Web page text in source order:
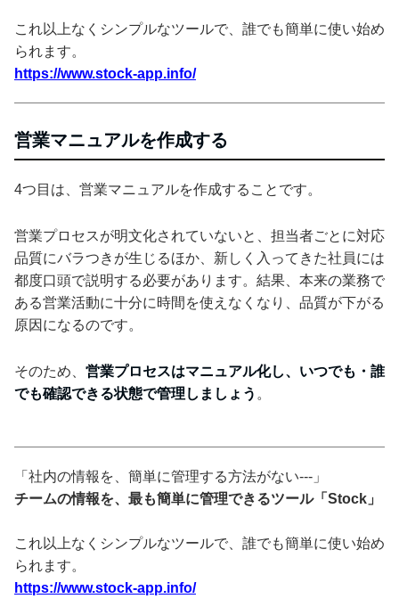
これ以上なくシンプルなツールで、誰でも簡単に使い始め
られます。
https://www.stock-app.info/
営業マニュアルを作成する
4つ目は、営業マニュアルを作成することです。
営業プロセスが明文化されていないと、担当者ごとに対応
品質にバラつきが生じるほか、新しく入ってきた社員には
都度口頭で説明する必要があります。結果、本来の業務で
ある営業活動に十分に時間を使えなくなり、品質が下がる
原因になるのです。
そのため、 営業プロセスはマニュアル化し、いつでも・誰
でも確認できる状態で管理しましょう 。
「社内の情報を、簡単に管理する方法がない---」
チームの情報を、最も簡単に管理できるツール「Stock」
これ以上なくシンプルなツールで、誰でも簡単に使い始め
られます。
https://www.stock-app.info/